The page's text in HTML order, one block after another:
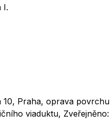
I.
10, Praha, oprava povrchu
viaduktu, Zveřejněno: